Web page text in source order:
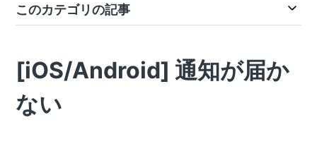
このカテゴリの記事
[iOS/Android] 通知が届か
ない